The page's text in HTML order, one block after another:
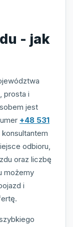
- jak
prosta i
jest
+48 531
odbioru,
oraz liczbę
możemy
i